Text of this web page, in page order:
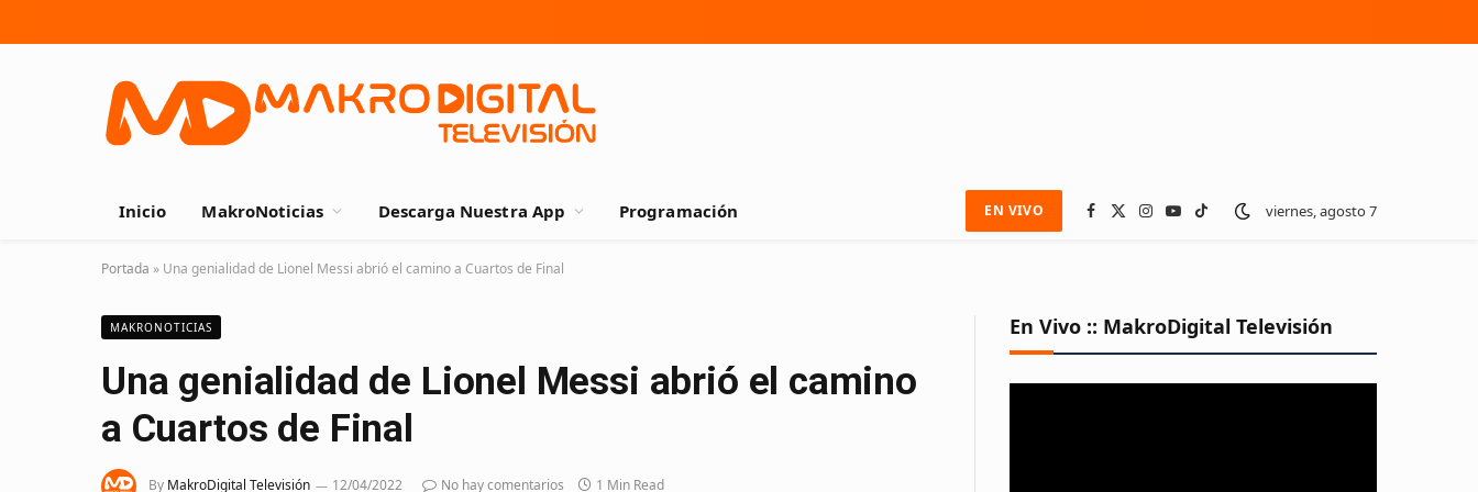
Inicio MakroNoticias Descarga Nuestra App Programación EN VIVO Facebook
X
Instagram
YouTube
TikTok viernes, agosto 7
Portada » Una genialidad de Lionel Messi abrió el camino a Cuartos de Final
MAKRONOTICIAS
Una genialidad de Lionel Messi abrió el camino
a Cuartos de Final
By MakroDigital Televisión 12/04/2022 No hay comentarios 1 Min Read
En Vivo :: MakroDigital Televisión